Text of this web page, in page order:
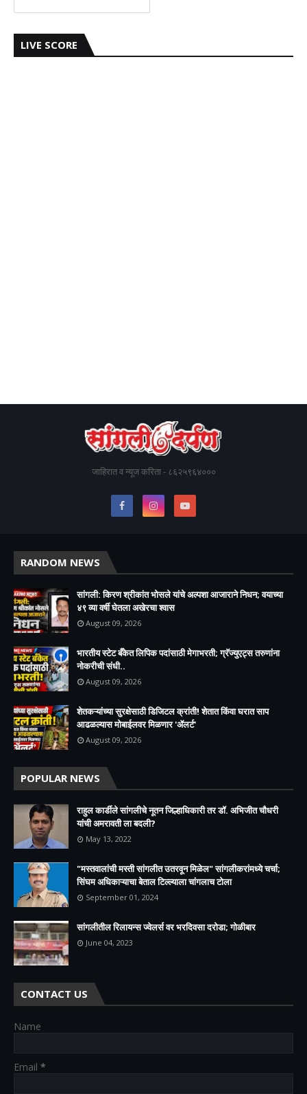
LIVE SCORE
जाहिरात व न्यूज करिता - ८६२५९६४०००
RANDOM NEWS
सांगली: किरण श्रीकांत भोसले यांचे अल्पशा आजाराने निधन; वयाच्या
४९ व्या वर्षी घेतला अखेरचा श्वास​
August 09, 2026
भारतीय स्टेट बँकेत लिपिक पदांसाठी मेगाभरती; ग्रॅज्युएट्स तरुणांना
नोकरीची संधी..
August 09, 2026
शेतकऱ्यांच्या सुरक्षेसाठी डिजिटल क्रांती! शेतात किंवा घरात साप
आढळल्यास मोबाईलवर मिळणार 'ॲलर्ट'
August 09, 2026
POPULAR NEWS
राहुल कार्डीले सांगलीचे नूतन जिल्हाधिकारी तर डॉ. अभिजीत चौधरी
यांची अमरावती ला बदली?
May 13, 2022
"मस्तवालांची मस्ती सांगलीत उतरवून मिळेल" सांगलीकरांमध्ये चर्चा;
सिंघम अधिकाऱ्याचा बेताल टिल्ल्याला चांगलाच टोला
September 01, 2024
सांगलीतील रिलायन्स ज्वेलर्स वर भरदिवसा दरोडा; गोळीबार
June 04, 2023
CONTACT US
Name
Email *